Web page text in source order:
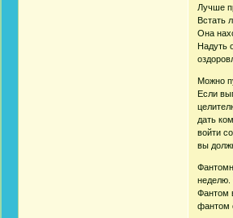
Лучше
Встать
Она
Надуть
Можно
Если
дать
войти
вы
неделю.
Фантом
фантом